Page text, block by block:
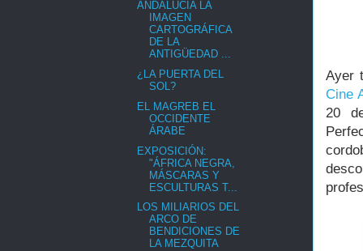
Ayer
Cine
20
ANDALUCÍA LA
IMAGEN
CARTOGRÁFICA
DE LA
ANTIGÜEDAD ...
¿LA PUERTA DEL
SOL?
EL MAGREB EL
OCCIDENTE
ÁRABE
EXPOSICIÓN:
"ÁFRICA NEGRA,
MÁSCARAS Y
ESCULTURAS T...
LOS MILIARIOS DEL
ARCO DE
BENDICIONES DE
LA MEZQUITA